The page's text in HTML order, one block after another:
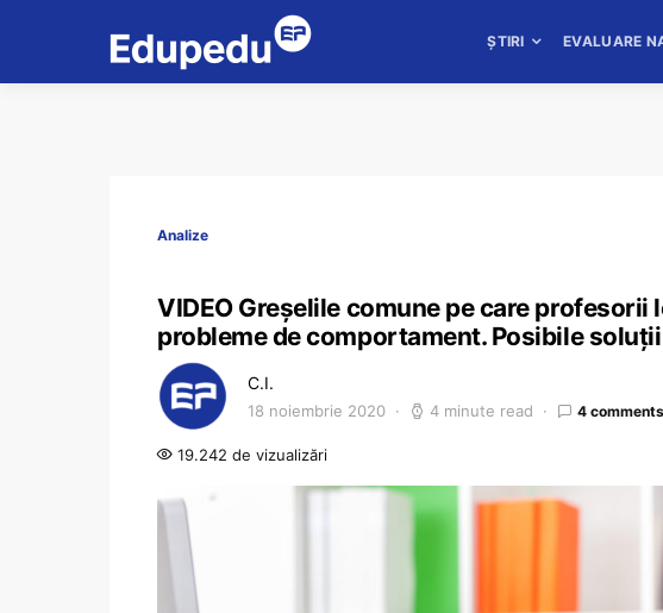
ȘTIRI EVALUARE
Analize
VIDEO Greșelile comune pe care
probleme de comportament. Posibile
C.I.
18 noiembrie 2020 4 minute read 4 comments
19.242 de vizualizări